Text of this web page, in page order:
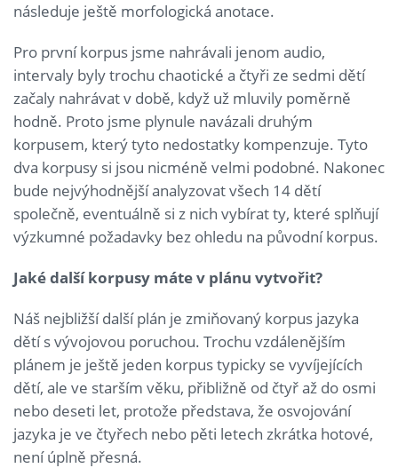
následuje ještě morfologická anotace.
Pro první korpus jsme nahrávali jenom audio,
intervaly byly trochu chaotické a čtyři ze sedmi dětí
začaly nahrávat v době, když už mluvily poměrně
hodně. Proto jsme plynule navázali druhým
korpusem, který tyto nedostatky kompenzuje. Tyto
dva korpusy si jsou nicméně velmi podobné. Nakonec
bude nejvýhodnější analyzovat všech 14 dětí
společně, eventuálně si z nich vybírat ty, které splňují
výzkumné požadavky bez ohledu na původní korpus.
Jaké další korpusy máte v plánu vytvořit?
Náš nejbližší další plán je zmiňovaný korpus jazyka
dětí s vývojovou poruchou. Trochu vzdálenějším
plánem je ještě jeden korpus typicky se vyvíjejících
dětí, ale ve starším věku, přibližně od čtyř až do osmi
nebo deseti let, protože představa, že osvojování
jazyka je ve čtyřech nebo pěti letech zkrátka hotové,
není úplně přesná.